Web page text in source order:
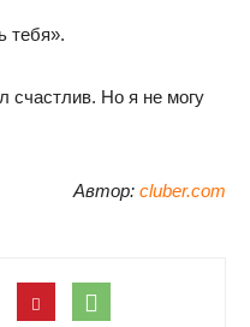
тебя».
счастлив. Но я не могу
Автор: cluber.com